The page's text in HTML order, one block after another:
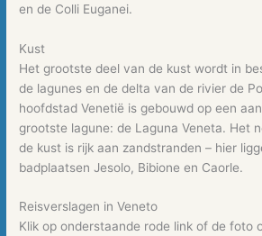
en de Colli Euganei.
Kust
Het grootste deel van de kust wordt in
de lagunes en de delta van de rivier de
hoofdstad Venetië is gebouwd op een
grootste lagune: de Laguna Veneta. Het
de kust is rijk aan zandstranden – hier
badplaatsen Jesolo, Bibione en Caorle.
Reisverslagen in Veneto
Klik op onderstaande rode link of de foto